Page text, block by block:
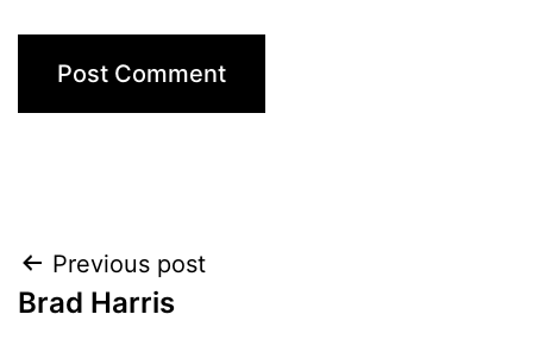
Post
navigation
Previous post
Brad Harris